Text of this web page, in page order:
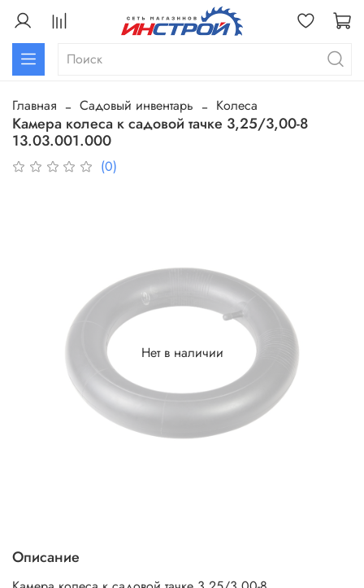
Главная Садовый инвентарь Колеса
Камера колеса к садовой тачке 3,25/3,00-8
13.03.001.000
(0)
Нет в наличии
Описание